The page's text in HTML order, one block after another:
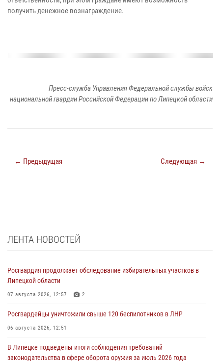
получить денежное вознаграждение.
Пресс-служба Управления Федеральной службы войск
национальной гвардии Российской Федерации по Липецкой области
← Предыдущая Следующая →
ЛЕНТА НОВОСТЕЙ
Росгвардия продолжает обследование избирательных участков в
Липецкой области
07 августа 2026, 12:57 2
Росгвардейцы уничтожили свыше 120 беспилотников в ЛНР
06 августа 2026, 12:51
В Липецке подведены итоги соблюдения требований
законодательства в сфере оборота оружия за июль 2026 года